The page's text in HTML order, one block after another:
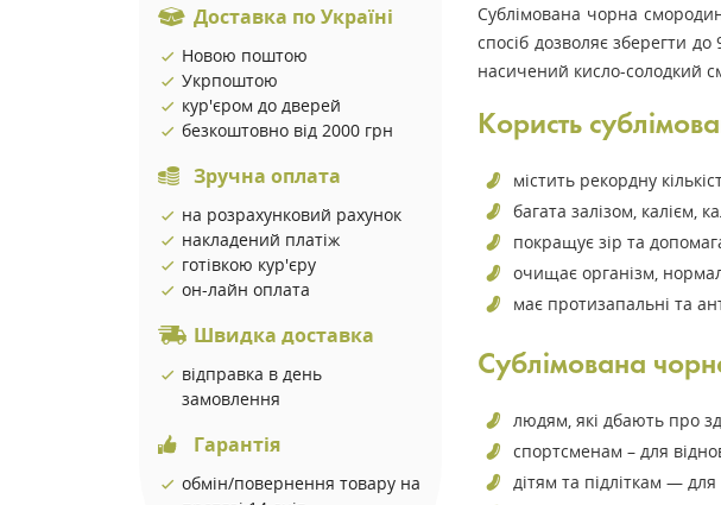
Доставка по Україні
Новою поштою
Укрпоштою
кур'єром до дверей
безкоштовно від 2000 грн
Зручна оплата
на розрахунковий рахунок
накладений платіж
готівкою кур'єру
он-лайн оплата
Швидка доставка
відправка в день
замовлення
Гарантія
обмін/повернення товару на
Сублімована чорна
спосіб дозволяє зберегти
насичений кисло-солодкий
Користь
містить рекордну
багата залізом, калієм,
покращує зір та
очищає організм,
має протизапальні та
Сублімована
людям, які дбають про
спортсменам – для
дітям та підліткам —